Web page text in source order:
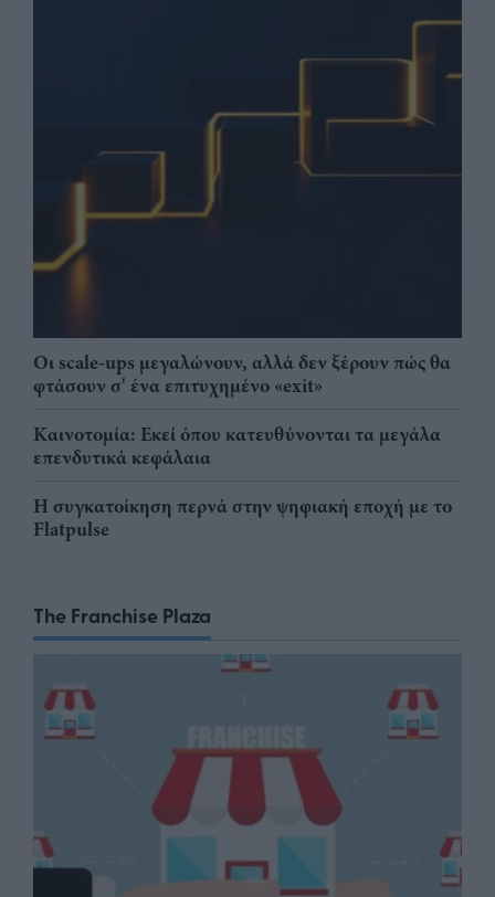
Οι scale-ups μεγαλώνουν, αλλά δεν ξέρουν πώς θα
φτάσουν σ' ένα επιτυχημένο «exit»
Καινοτομία: Εκεί όπου κατευθύνονται τα μεγάλα
επενδυτικά κεφάλαια
Η συγκατοίκηση περνά στην ψηφιακή εποχή με το
Flatpulse
The Franchise Plaza